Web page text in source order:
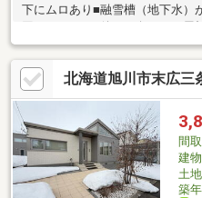
下にムロあり■融雪槽（地下水）
困りません！■後ろへ向けての屋
済みです。■コープさっぽろシ
物に困りませんね。※網戸の調子
します。北海道旭川市末広三
間
建
土
築